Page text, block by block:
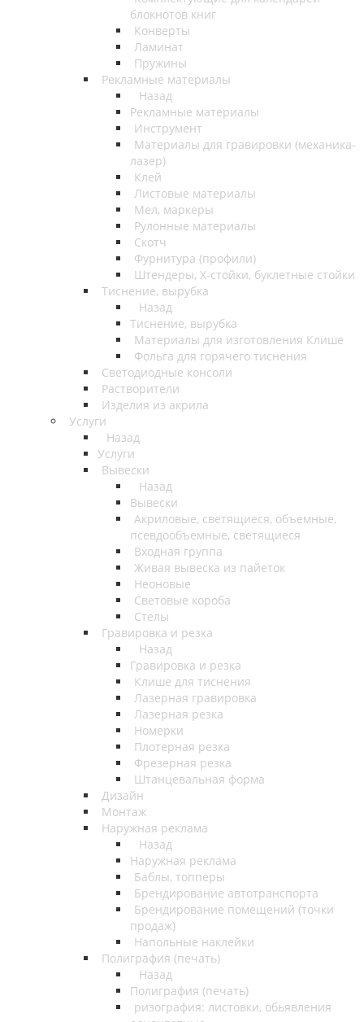
блокнотов книг
Конверты
Ламинат
Пружины
Рекламные материалы
Назад
Рекламные материалы
Инструмент
Материалы для гравировки (механика-
лазер)
Клей
Листовые материалы
Мел, маркеры
Рулонные материалы
Скотч
Фурнитура (профили)
Штендеры, Х-стойки, буклетные стойки
Тиснение, вырубка
Назад
Тиснение, вырубка
Материалы для изготовления Клише
Фольга для горячего тиснения
Светодиодные консоли
Растворители
Изделия из акрила
Услуги
Назад
Услуги
Вывески
Назад
Вывески
Акриловые, светящиеся, объемные,
псевдообъемные, светящиеся
Входная группа
Живая вывеска из пайеток
Неоновые
Световые короба
Стелы
Гравировка и резка
Назад
Гравировка и резка
Клише для тиснения
Лазерная гравировка
Лазерная резка
Номерки
Плотерная резка
Фрезерная резка
Штанцевальная форма
Дизайн
Монтаж
Наружная реклама
Назад
Наружная реклама
Баблы, топперы
Брендирование автотранспорта
Брендирование помещений (точки
продаж)
Напольные наклейки
Полиграфия (печать)
Назад
Полиграфия (печать)
ризография: листовки, обьявления